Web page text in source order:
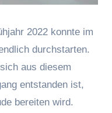
2022 konnte im
durchstarten.
aus diesem
entstanden ist,
bereiten wird.